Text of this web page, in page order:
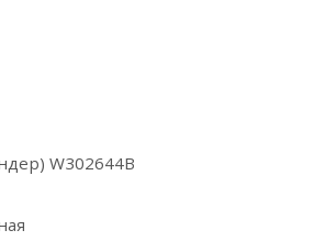
W302644B